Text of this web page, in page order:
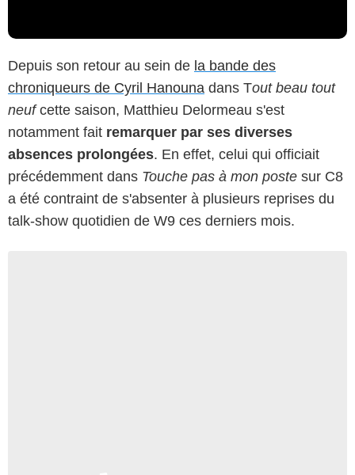
Depuis son retour au sein de la bande des
chroniqueurs de Cyril Hanouna dans Tout beau tout
neufcette saison, Matthieu Delormeau s'est
notamment fait remarquer par ses diverses
absences prolongées. En effet, celui qui officiait
précédemment dans Touche pas à mon poste sur C8
a été contraint de s'absenter à plusieurs reprises du
talk-show quotidien de W9 ces derniers mois.